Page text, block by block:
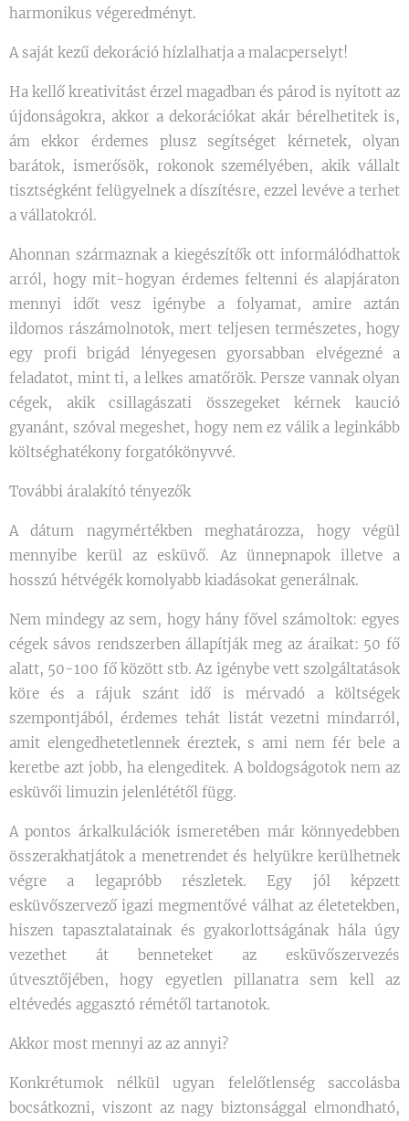
harmonikus végeredményt.
A saját kezű dekoráció hízlalhatja a malacperselyt!
Ha kellő kreativitást érzel magadban és párod is nyitott az
újdonságokra, akkor a dekorációkat akár bérelhetitek is,
ám ekkor érdemes plusz segítséget kérnetek, olyan
barátok, ismerősök, rokonok személyében, akik vállalt
tisztségként felügyelnek a díszítésre, ezzel levéve a terhet
a vállatokról.
Ahonnan származnak a kiegészítők ott informálódhattok
arról, hogy mit-hogyan érdemes feltenni és alapjáraton
mennyi időt vesz igénybe a folyamat, amire aztán
ildomos rászámolnotok, mert teljesen természetes, hogy
egy profi brigád lényegesen gyorsabban elvégezné a
feladatot, mint ti, a lelkes amatőrök. Persze vannak olyan
cégek, akik csillagászati összegeket kérnek kaució
gyanánt, szóval megeshet, hogy nem ez válik a leginkább
költséghatékony forgatókönyvvé.
További áralakító tényezők
A dátum nagymértékben meghatározza, hogy végül
mennyibe kerül az esküvő. Az ünnepnapok illetve a
hosszú hétvégék komolyabb kiadásokat generálnak.
Nem mindegy az sem, hogy hány fővel számoltok: egyes
cégek sávos rendszerben állapítják meg az áraikat: 50 fő
alatt, 50-100 fő között stb. Az igénybe vett szolgáltatások
köre és a rájuk szánt idő is mérvadó a költségek
szempontjából, érdemes tehát listát vezetni mindarról,
amit elengedhetetlennek éreztek, s ami nem fér bele a
keretbe azt jobb, ha elengeditek. A boldogságotok nem az
esküvői limuzin jelenlététől függ.
A pontos árkalkulációk ismeretében már könnyedebben
összerakhatjátok a menetrendet és helyükre kerülhetnek
végre a legapróbb részletek. Egy jól képzett
esküvőszervező igazi megmentővé válhat az életetekben,
hiszen tapasztalatainak és gyakorlottságának hála úgy
vezethet át benneteket az esküvőszervezés
útvesztőjében, hogy egyetlen pillanatra sem kell az
eltévedés aggasztó rémétől tartanotok.
Akkor most mennyi az az annyi?
Konkrétumok nélkül ugyan felelőtlenség saccolásba
bocsátkozni, viszont az nagy biztonsággal elmondható,